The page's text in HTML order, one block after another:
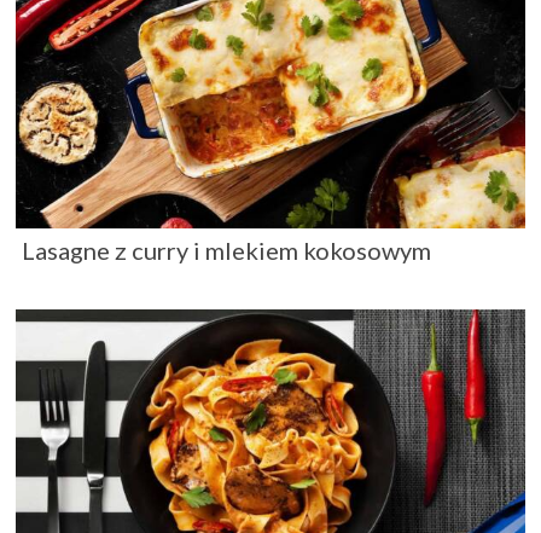
Lasagne z curry i mlekiem kokosowym